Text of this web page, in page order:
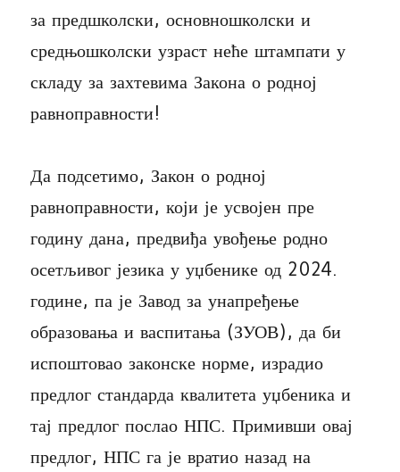
за предшколски, основношколски и
средњошколски узраст неће штампати у
складу за захтевима Закона о родној
равноправности!
Да подсетимо, Закон о родној
равноправности, који је усвојен пре
годину дана, предвиђа увођење родно
осетљивог језика у уџбенике од 2024.
године, па је Завод за унапређење
образовања и васпитања (ЗУОВ), да би
испоштовао законске норме, израдио
предлог стандарда квалитета уџбеника и
тај предлог послао НПС. Примивши овај
предлог, НПС га је вратио назад на